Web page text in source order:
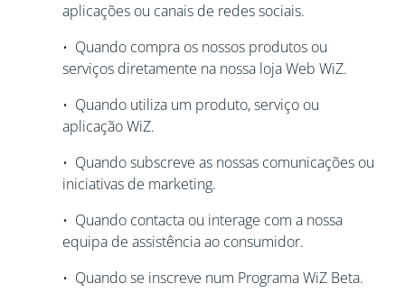
aplicações ou canais de redes sociais.
• Quando compra os nossos produtos ou
serviços diretamente na nossa loja Web WiZ.
• Quando utiliza um produto, serviço ou
aplicação WiZ.
• Quando subscreve as nossas comunicações ou
iniciativas de marketing.
• Quando contacta ou interage com a nossa
equipa de assistência ao consumidor.
• Quando se inscreve num Programa WiZ Beta.